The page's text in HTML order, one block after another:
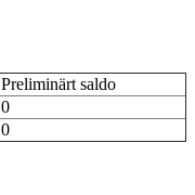
Preliminärt saldo
0
0